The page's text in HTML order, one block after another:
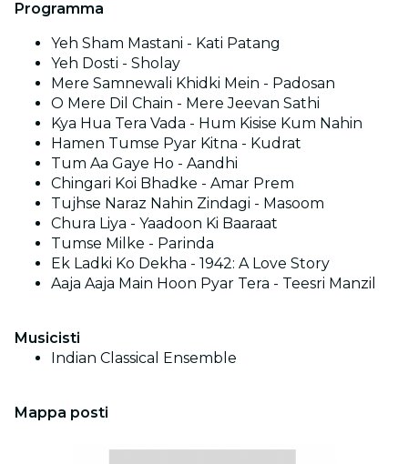
Programma
Yeh Sham Mastani - Kati Patang
Yeh Dosti - Sholay
Mere Samnewali Khidki Mein - Padosan
O Mere Dil Chain - Mere Jeevan Sathi
Kya Hua Tera Vada - Hum Kisise Kum Nahin
Hamen Tumse Pyar Kitna - Kudrat
Tum Aa Gaye Ho - Aandhi
Chingari Koi Bhadke - Amar Prem
Tujhse Naraz Nahin Zindagi - Masoom
Chura Liya - Yaadoon Ki Baaraat
Tumse Milke - Parinda
Ek Ladki Ko Dekha - 1942: A Love Story
Aaja Aaja Main Hoon Pyar Tera - Teesri Manzil
Musicisti
Indian Classical Ensemble
Mappa posti